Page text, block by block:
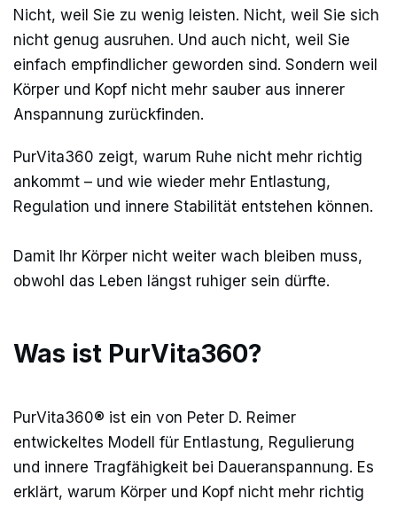
Nicht, weil Sie zu wenig leisten. Nicht, weil Sie sich
nicht genug ausruhen. Und auch nicht, weil Sie
einfach empfindlicher geworden sind. Sondern weil
Körper und Kopf nicht mehr sauber aus innerer
Anspannung zurückfinden.
PurVita360 zeigt, warum Ruhe nicht mehr richtig
ankommt – und wie wieder mehr Entlastung,
Regulation und innere Stabilität entstehen können.
Damit Ihr Körper nicht weiter wach bleiben muss,
obwohl das Leben längst ruhiger sein dürfte.
Was ist PurVita360?
PurVita360® ist ein von Peter D. Reimer
entwickeltes Modell für Entlastung, Regulierung
und innere Tragfähigkeit bei Daueranspannung. Es
erklärt, warum Körper und Kopf nicht mehr richtig